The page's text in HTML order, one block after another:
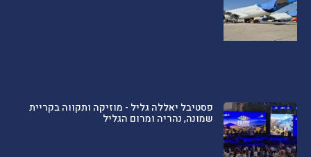
פסטיבל יאללה גליל - מוזיקה ותקווה בקריית
שמונה, נהריה ומרום הגליל